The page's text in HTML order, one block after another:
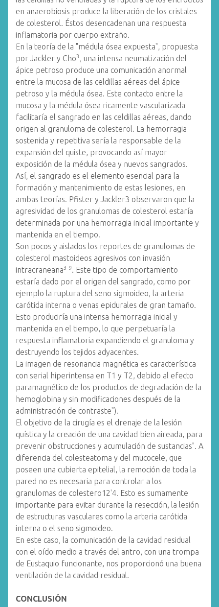
en anaerobiosis produce la liberación de los cristales
de colesterol. Éstos desencadenan una respuesta
inflamatoria por cuerpo extraño.
En la teoría de la "médula ósea expuesta", propuesta
por Jackler y Cho3 , una intensa neumatización del
ápice petroso produce una comunicación anormal
entre la mucosa de las celdillas aéreas del ápice
petroso y la médula ósea. Este contacto entre la
mucosa y la médula ósea ricamente vascularizada
facilitaría el sangrado en las celdillas aéreas, dando
origen al granuloma de colesterol. La hemorragia
sostenida y repetitiva sería la responsable de la
expansión del quiste, provocando así mayor
exposición de la médula ósea y nuevos sangrados.
Así, el sangrado es el elemento esencial para la
formación y mantenimiento de estas lesiones, en
ambas teorías. Pfister y Jackler3 observaron que la
agresividad de los granulomas de colesterol estaría
determinada por una hemorragia inicial importante y
mantenida en el tiempo.
Son pocos y aislados los reportes de granulomas de
colesterol mastoideos agresivos con invasión
intracraneana3-9. Este tipo de comportamiento
estaría dado por el origen del sangrado, como por
ejemplo la ruptura del seno sigmoideo, la arteria
carótida interna o venas epidurales de gran tamaño.
Esto produciría una intensa hemorragia inicial y
mantenida en el tiempo, lo que perpetuaría la
respuesta inflamatoria expandiendo el granuloma y
destruyendo los tejidos adyacentes.
La imagen de resonancia magnética es característica
con serial hiperintensa en T1 y T2, debido al efecto
paramagnético de los productos de degradación de la
hemoglobina y sin modificaciones después de la
administración de contraste").
El objetivo de la cirugía es el drenaje de la lesión
quística y la creación de una cavidad bien aireada, para
prevenir obstrucciones y acumulación de sustancias". A
diferencia del colesteatoma y del mucocele, que
poseen una cubierta epitelial, la remoción de toda la
pared no es necesaria para controlar a los
granulomas de colestero12'4. Esto es sumamente
importante para evitar durante la resección, la lesión
de estructuras vasculares como la arteria carótida
interna o el seno sigmoideo.
En este caso, la comunicación de la cavidad residual
con el oído medio a través del antro, con una trompa
de Eustaquio funcionante, nos proporcionó una buena
ventilación de la cavidad residual.
CONCLUSIÓN